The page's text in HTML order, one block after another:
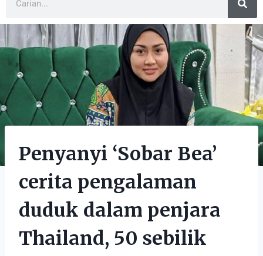
Penyanyi ‘Sobar Bea’
cerita pengalaman
duduk dalam penjara
Thailand, 50 sebilik